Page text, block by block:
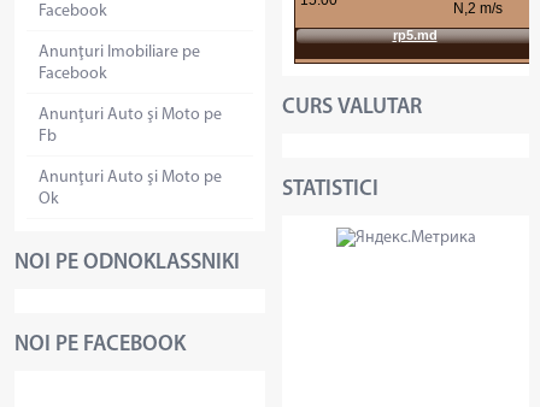
Facebook
Anunţuri Imobiliare pe
Facebook
Anunţuri Auto şi Moto pe
Fb
Anunţuri Auto şi Moto pe
Ok
NOI PE ODNOKLASSNIKI
NOI PE FACEBOOK
CURS VALUTAR
STATISTICI